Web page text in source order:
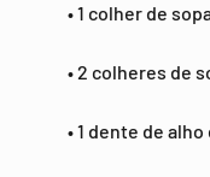
• 1 colher de
• 2 colheres de
• 1 dente de